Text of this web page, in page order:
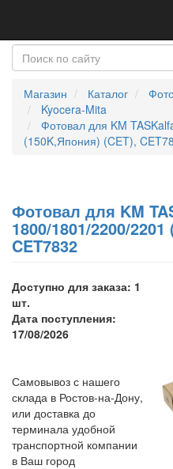
Магазин Каталог
Kyocera-Mita
Фотовал для KM
(150K,Япония) (CET),
Фотовал для KM
1800/1801/2200/
CET7832
Доступно для заказа: 1
шт.
Дата поступления:
17/08/2026
Самовывоз с нашего
склада в Ростов-на-Дону,
или доставка до
терминала удобной
транспортной компании
в Ваш город